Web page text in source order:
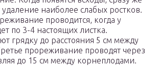
удаление наиболее слабых ростков.
проводится, когда у
по 3-4 настоящих листка.
грядку до расстояния 5 см между
прореживание проводят через
до 15 см между корнеплодами.